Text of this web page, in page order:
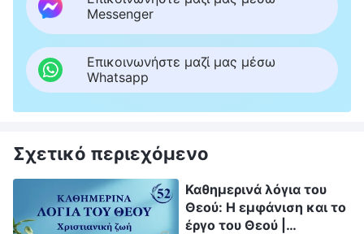
Messenger
Επικοινωνήστε μαζί μας μέσω
Whatsapp
Σχετικό περιεχόμενο
Καθημερινά λόγια του
Θεού: Η εμφάνιση και το
έργο του Θεού |